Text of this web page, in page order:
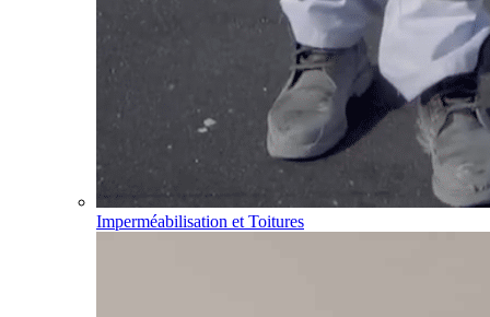
Imperméabilisation et Toitures